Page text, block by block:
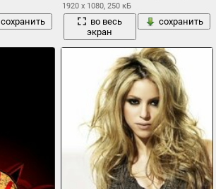
сохранить
1920 x 1080, 250 кБ
во весь
экран
сохранить